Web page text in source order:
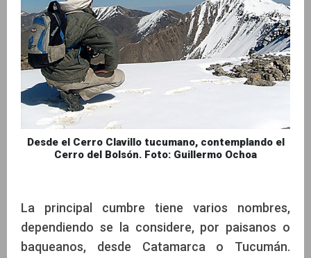
Desde el Cerro Clavillo tucumano, contemplando el
Cerro del Bolsón. Foto: Guillermo Ochoa
La principal cumbre tiene varios nombres,
dependiendo se la considere, por paisanos o
baqueanos, desde Catamarca o Tucumán.